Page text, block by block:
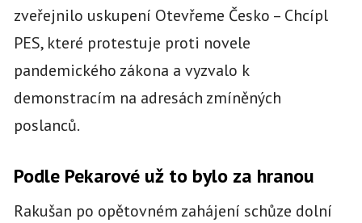
zveřejnilo uskupení Otevřeme Česko – Chcípl
PES, které protestuje proti novele
pandemického zákona a vyzvalo k
demonstracím na adresách zmíněných
poslanců.
Podle Pekarové už to bylo za hranou
Rakušan po opětovném zahájení schůze dolní